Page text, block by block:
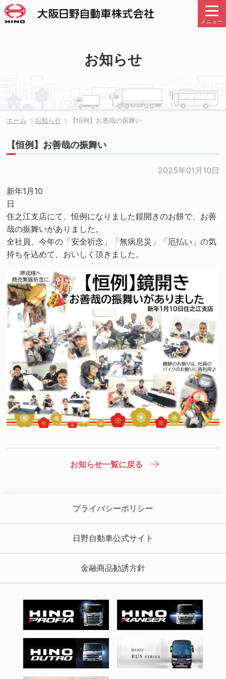
メニュー
お知らせ
ホーム お知らせ 【恒例】お善哉の振舞い
【恒例】お善哉の振舞い
2025年01月10日
新年1月10
日
住之江支店にて、恒例になりました鏡開きのお餅で、お善
哉の振舞いがありました。
全社員、今年の「安全祈念」「無病息災」「厄払い」の気
持ちを込めて、おいしく頂きました。
お知らせ一覧に戻る
プライバシーポリシー
日野自動車公式サイト
金融商品勧誘方針